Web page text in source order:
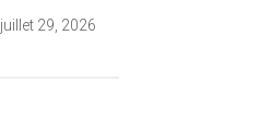
juillet 29, 2026